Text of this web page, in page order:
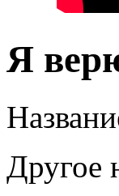
Я
Другое